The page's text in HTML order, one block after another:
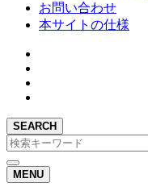
お問い合わせ
本サイトの仕様
SEARCH
MENU